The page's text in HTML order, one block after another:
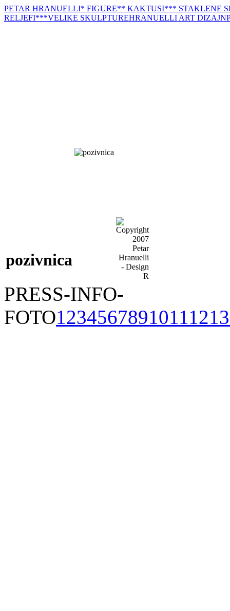
PETAR HRANUELLI* FIGURE** KAKTUSI*** STAKLENE
RELJEFI***VELIKE SKULPTUREHRANUELLI ART DIZAJN
pozivnica
PRESS-INFO-
FOTO12345678910111213